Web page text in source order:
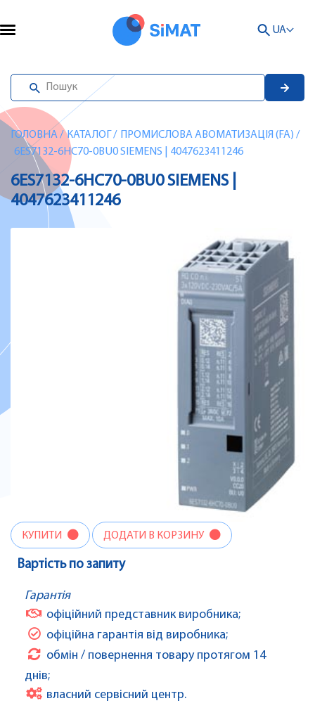
UA
ГОЛОВНА/ КАТАЛОГ / ПРОМИСЛОВА АВОМАТИЗАЦІЯ (FA) /
6ES7132-6HC70-0BU0 SIEMENS | 4047623411246
6ES7132-6HC70-0BU0 SIEMENS |
4047623411246
КУПИТИ ДОДАТИ В КОРЗИНУ
Вартість по запиту
Гарантія
офіційний представник виробника;
офіційна гарантія від виробника;
обмін / повернення товару протягом 14
днів;
власний сервісний центр.